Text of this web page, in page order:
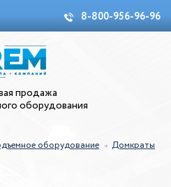
8-800-956-96-96
продажа
оборудования
оборудование
Домкраты